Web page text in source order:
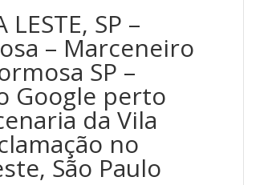
SP –
– Marceneiro
SP –
Google perto
da Vila
no
São Paulo